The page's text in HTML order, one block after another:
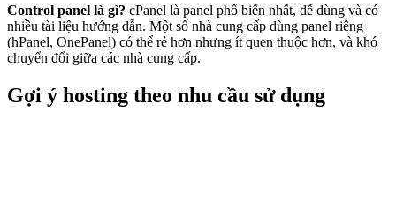
Control panel là gì? cPanel là panel phổ biến nhất, dễ dùng và có
nhiều tài liệu hướng dẫn. Một số nhà cung cấp dùng panel riêng
(hPanel, OnePanel) có thể rẻ hơn nhưng ít quen thuộc hơn, và khó
chuyển đổi giữa các nhà cung cấp.
Gợi ý hosting theo nhu cầu sử dụng